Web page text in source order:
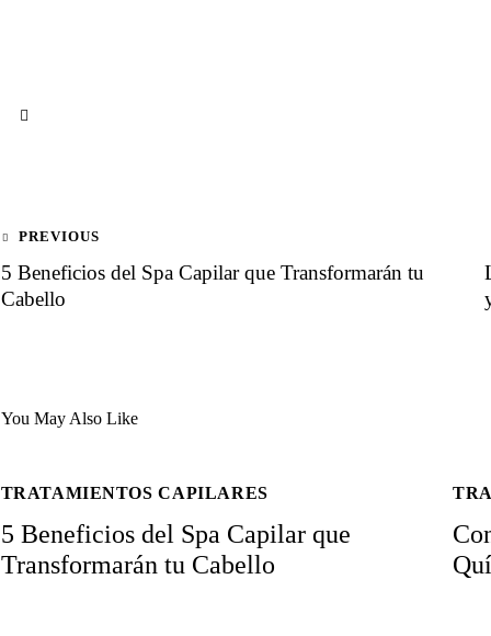
PREVIOUS
5 Beneficios del Spa Capilar que Transformarán tu
Cabello
You May Also Like
TRATAMIENTOS CAPILARES
5 Beneficios del Spa Capilar que
Transformarán tu Cabello